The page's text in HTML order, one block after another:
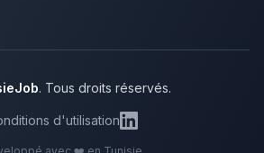
. Tous droits réservés.
d'utilisation